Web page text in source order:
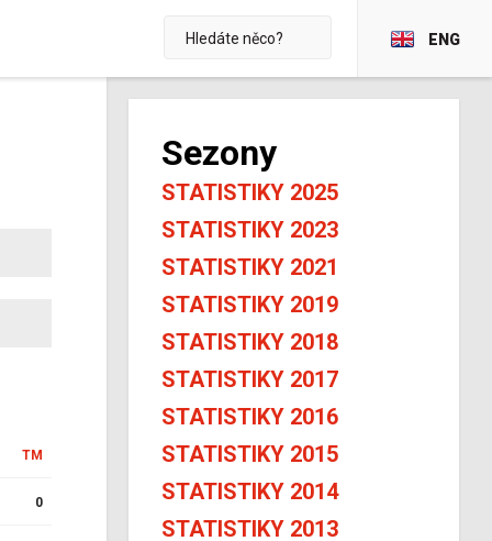
ENG
TM
0
Sezony
STATISTIKY 2025
STATISTIKY 2023
STATISTIKY 2021
STATISTIKY 2019
STATISTIKY 2018
STATISTIKY 2017
STATISTIKY 2016
STATISTIKY 2015
STATISTIKY 2014
STATISTIKY 2013